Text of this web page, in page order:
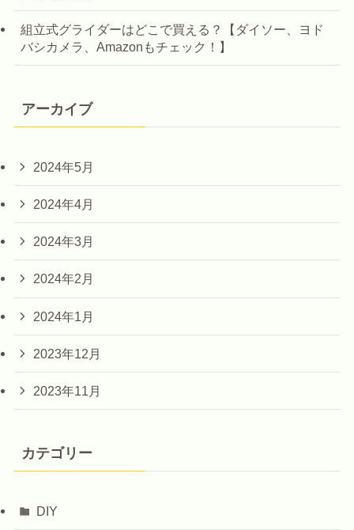
組立式グライダーはどこで買える？【ダイソー、ヨド
バシカメラ、Amazonもチェック！】
アーカイブ
2024年5月
2024年4月
2024年3月
2024年2月
2024年1月
2023年12月
2023年11月
カテゴリー
DIY